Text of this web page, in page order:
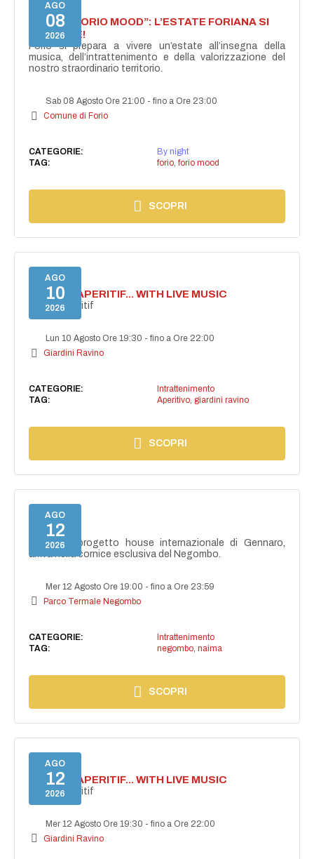
AGO
08
2026
NASCE “FORIO MOOD”: L’ESTATE FORIANA SI
ACCENDE!
Forio si prepara a vivere un’estate all’insegna della
musica, dell’intrattenimento e della valorizzazione del
nostro straordinario territorio.
Sab 08 Agosto Ore 21:00 -fino a Ore 23:00
Comune di Forio
CATEGORIE:
By night
TAG:
forio, forio mood
SCOPRI
AGO
10
2026
SECRET APERITIF... WITH LIVE MUSIC
Secret aperitif
Lun 10 Agosto Ore 19:30 -fino a Ore 22:00
Giardini Ravino
CATEGORIE:
Intrattenimento
TAG:
Aperitivo, giardini ravino
SCOPRI
AGO
12
2026
NAIMA
NAIMA, il progetto house internazionale di Gennaro,
arriva nella cornice esclusiva del Negombo.
Mer 12 Agosto Ore 19:00 -fino a Ore 23:59
Parco Termale Negombo
CATEGORIE:
Intrattenimento
TAG:
negombo, naima
SCOPRI
AGO
12
2026
SECRET APERITIF... WITH LIVE MUSIC
Secret aperitif
Mer 12 Agosto Ore 19:30 -fino a Ore 22:00
Giardini Ravino